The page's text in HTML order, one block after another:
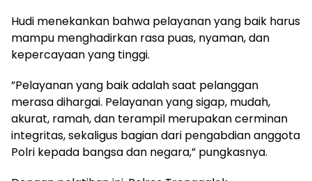
​Hudi menekankan bahwa pelayanan yang baik harus
mampu menghadirkan rasa puas, nyaman, dan
kepercayaan yang tinggi.
​”Pelayanan yang baik adalah saat pelanggan
merasa dihargai. Pelayanan yang sigap, mudah,
akurat, ramah, dan terampil merupakan cerminan
integritas, sekaligus bagian dari pengabdian anggota
Polri kepada bangsa dan negara,” pungkasnya.